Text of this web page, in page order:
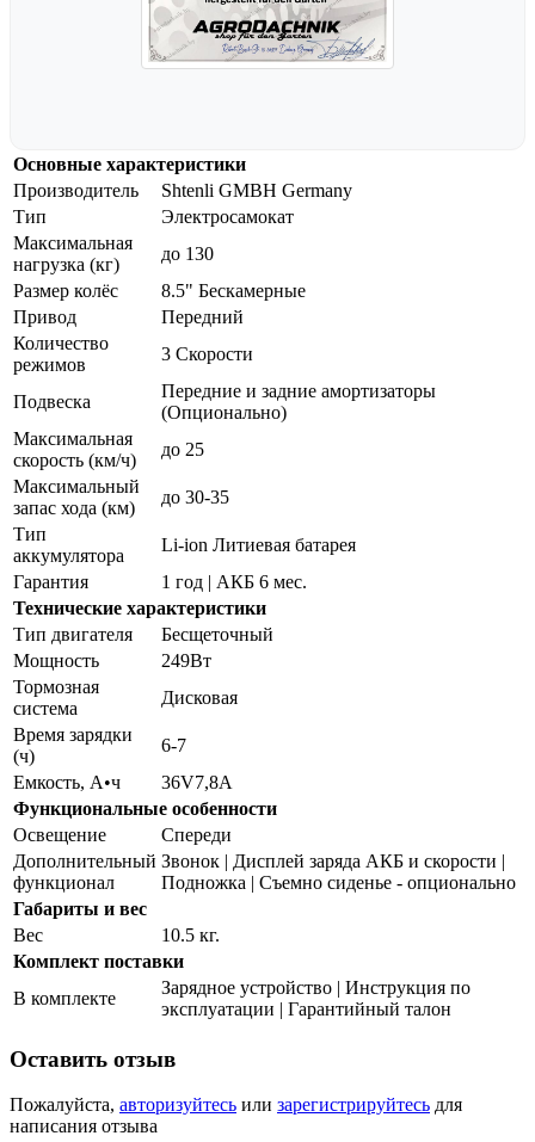
Основные характеристики
Производитель
Shtenli GMBH Germany
Тип
Электросамокат
Максимальная
нагрузка (кг)
до 130
Размер колёс
8.5" Бескамерные
Привод
Передний
Количество
режимов
3 Скорости
Подвеска
Передние и задние амортизаторы
(Опционально)
Максимальная
скорость (км/ч)
до 25
Максимальный
запас хода (км)
до 30-35
Тип
аккумулятора
Li-ion Литиевая батарея
Гарантия
1 год | АКБ 6 мес.
Технические характеристики
Тип двигателя
Бесщеточный
Мощность
249Вт
Тормозная
система
Дисковая
Время зарядки
(ч)
6-7
Емкость, А•ч
36V7,8А
Функциональные особенности
Освещение
Спереди
Дополнительный
функционал
Звонок | Дисплей заряда АКБ и скорости |
Подножка | Съемно сиденье - опционально
Габариты и вес
Вес
10.5 кг.
Комплект поставки
В комплекте
Зарядное устройство | Инструкция по
эксплуатации | Гарантийный талон
Оставить отзыв
Пожалуйста, авторизуйтесь или зарегистрируйтесь для
написания отзыва